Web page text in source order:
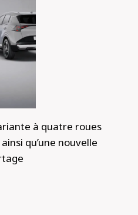
à quatre roues
qu’une nouvelle